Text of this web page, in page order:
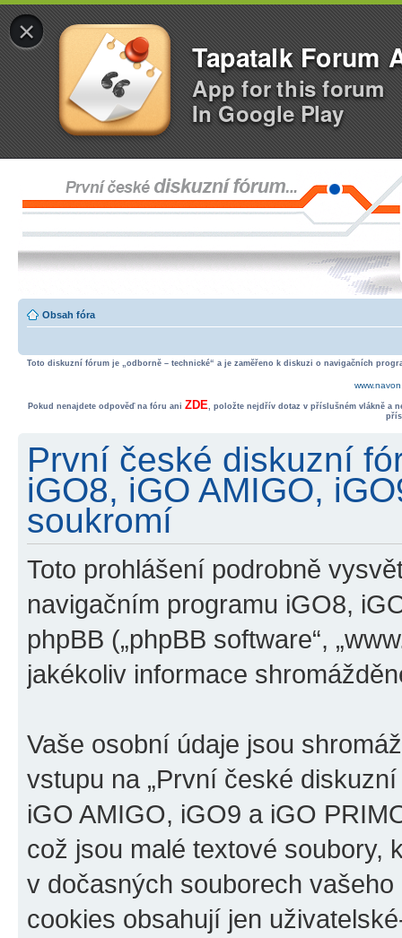
×
Tapatalk Forum
App for this forum
In Google Play
Obsah fóra
Toto diskuzní fórum je „odborně – technické“ a je zaměřeno k diskuzi o navigačních
Pokud nenajdete odpověď na fóru ani ZDE, položte nejdřív dotaz v příslušném vlákně a
První české diskuzní
iGO8, iGO AMIGO,
soukromí
Toto prohlášení podrobně
navigačním programu iGO8,
phpBB („phpBB software“,
jakékoliv informace
Vaše osobní údaje jsou
vstupu na „První české
iGO AMIGO, iGO9 a iGO
což jsou malé textové soubory,
v dočasných souborech
cookies obsahují jen